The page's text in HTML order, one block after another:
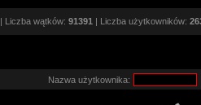
| Liczba wątków: 91391 | Liczba użytkowników:
Nazwa użytkownika: